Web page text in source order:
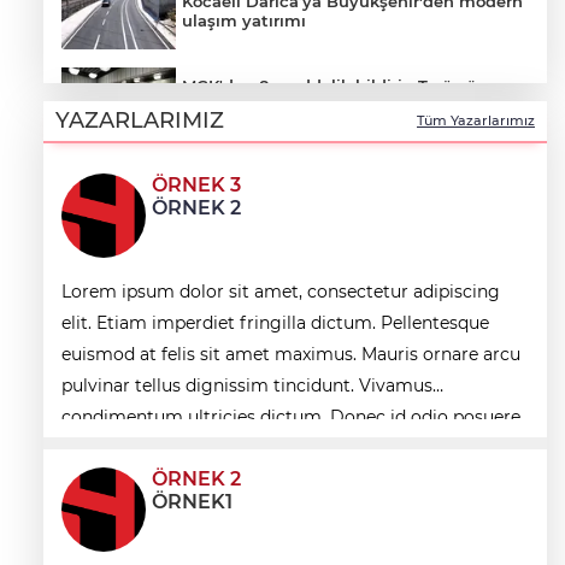
ulaşım yatırımı
MGK'dan 8 maddelik bildiri... Terörsüz
Türkiye, bölgesel güvenlik ve Gazze
mesajı
Yakıt barcı filosuna iki yeni gemi
Türk Tarih Kurumu’ndan tarihi içerikler
tek platformda
Türkiye ile Vietnam arasında 'hava'da
yeni dönem... Sefer kapasitesi artırıldı
YAZARLARIMIZ Tüm Yazarlarımız
ÖRNEK 3
ÖRNEK 2
Lorem ipsum dolor sit amet, consectetur adipiscing
elit. Etiam imperdiet fringilla dictum. Pellentesque
euismod at felis sit amet maximus. Mauris ornare arcu
pulvinar tellus dignissim tincidunt. Vivamus
condimentum ultricies dictum. Donec id odio posuere,
ÖRNEK 2
ÖRNEK1